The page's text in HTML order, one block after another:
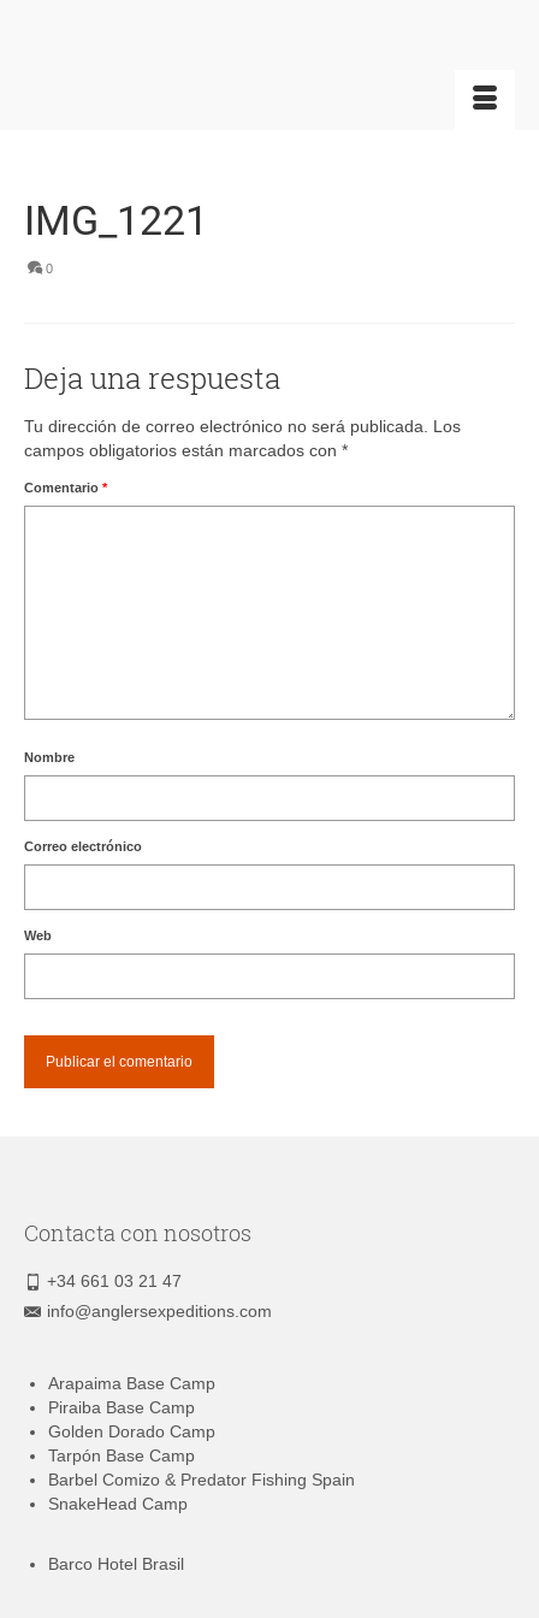
IMG_1221
0
Deja una respuesta
Tu dirección de correo electrónico no será publicada.
Los
campos obligatorios están marcados con *
Comentario *
Nombre
Correo electrónico
Web
Contacta con nosotros
+34 661 03 21 47
info@anglersexpeditions.com
Arapaima Base Camp
Piraiba Base Camp
Golden Dorado Camp
Tarpón Base Camp
Barbel Comizo & Predator Fishing Spain
SnakeHead Camp
Barco Hotel Brasil